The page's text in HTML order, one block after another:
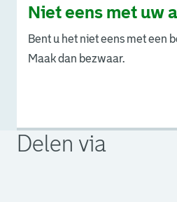
Niet eens met uw
Bent u het niet eens met een
Maak dan bezwaar.
Delen via